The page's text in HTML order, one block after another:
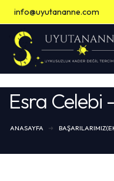
info@uyutananne.com
Banka Hesap Bilgileri
Esra Celebi
ANASAYFA